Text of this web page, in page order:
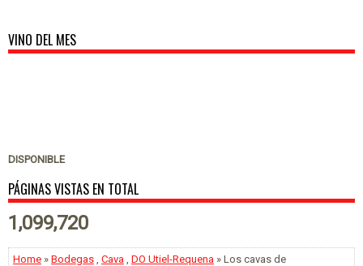
VINO DEL MES
DISPONIBLE
PÁGINAS VISTAS EN TOTAL
1,099,720
Home » Bodegas Cava DO Utiel-Requena » Los cavas de